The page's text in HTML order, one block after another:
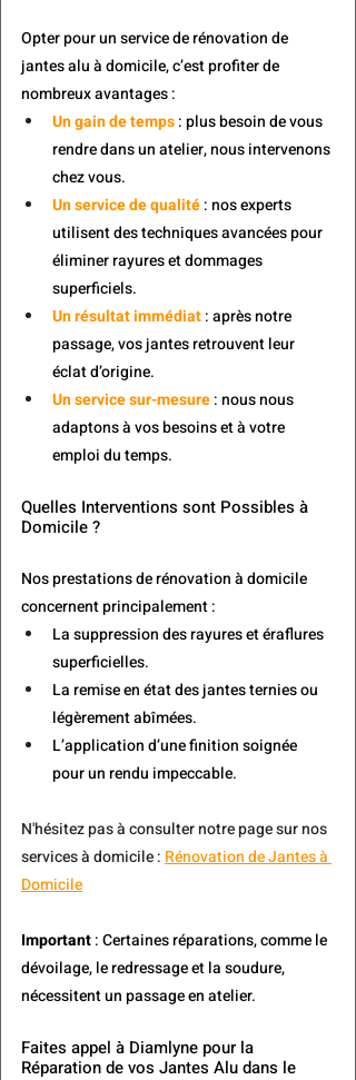
Opter pour un service de rénovation de
jantes alu à domicile, c’est profiter de
nombreux avantages :
Un gain de temps : plus besoin de vous
rendre dans un atelier, nous intervenons
chez vous.
Un service de qualité : nos experts
utilisent des techniques avancées pour
éliminer rayures et dommages
superficiels.
Un résultat immédiat : après notre
passage, vos jantes retrouvent leur
éclat d’origine.
Un service sur-mesure : nous nous
adaptons à vos besoins et à votre
emploi du temps.
Quelles Interventions sont Possibles à
Domicile ?
Nos prestations de rénovation à domicile
concernent principalement :
La suppression des rayures et éraflures
superficielles.
La remise en état des jantes ternies ou
légèrement abîmées.
L’application d’une finition soignée
pour un rendu impeccable.
N'hésitez pas à consulter notre page sur nos
services à domicile : Rénovation de Jantes à
Domicile
Important : Certaines réparations, comme le
dévoilage, le redressage et la soudure,
nécessitent un passage en atelier.
Faites appel à Diamlyne pour la
Réparation de vos Jantes Alu dans le